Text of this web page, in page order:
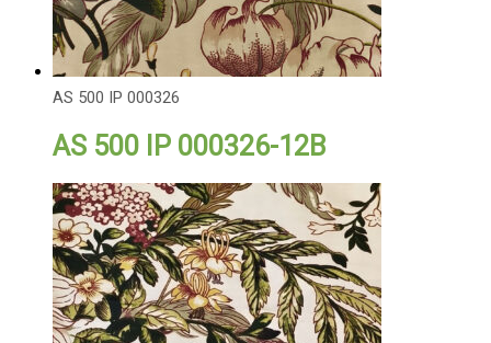
AS 500 IP 000326
AS 500 IP 000326-12B